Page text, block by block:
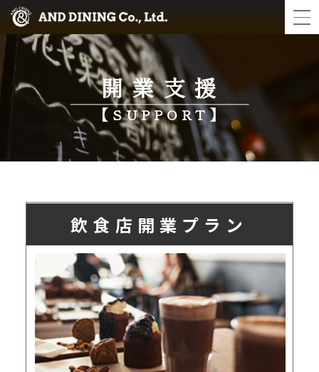
開業支援
【SUPPORT】
飲食店開業プラン